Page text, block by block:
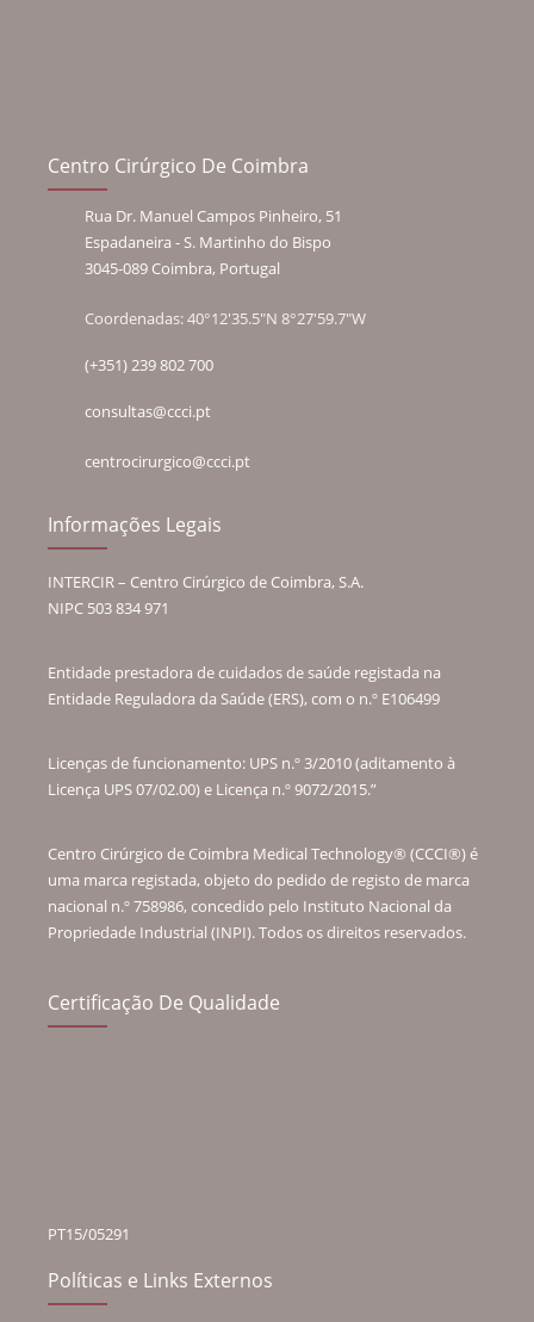
Centro Cirúrgico De Coimbra
Rua Dr. Manuel Campos Pinheiro, 51
Espadaneira - S. Martinho do Bispo
3045-089 Coimbra, Portugal
Coordenadas: 40°12'35.5"N 8°27'59.7"W
(+351) 239 802 700
consultas@ccci.pt
centrocirurgico@ccci.pt
Informações Legais
INTERCIR – Centro Cirúrgico de Coimbra, S.A.
NIPC 503 834 971
Entidade prestadora de cuidados de saúde registada na
Entidade Reguladora da Saúde (ERS), com o n.º E106499
Licenças de funcionamento: UPS n.º 3/2010 (aditamento à
Licença UPS 07/02.00) e Licença n.º 9072/2015.”
Centro Cirúrgico de Coimbra Medical Technology® (CCCI®) é
uma marca registada, objeto do pedido de registo de marca
nacional n.º 758986, concedido pelo Instituto Nacional da
Propriedade Industrial (INPI). Todos os direitos reservados.
Certificação De Qualidade
PT15/05291
Políticas e Links Externos